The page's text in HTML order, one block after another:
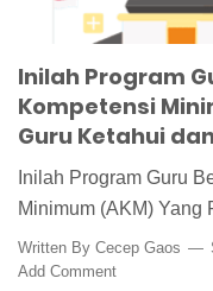
Inilah Program
Kompetensi
Guru Ketahui
Inilah Program Guru
Minimum (AKM) Yang
Written By Cecep Gaos
Add Comment